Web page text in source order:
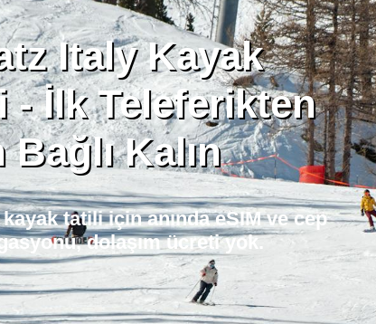
Italy Kayak
- İlk Teleferikten
Kalın
tatili için anında eSIM ve cep
dolaşım ücreti yok.